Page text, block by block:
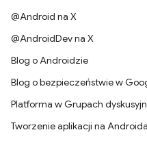
@Android na X
@AndroidDev na X
Blog o Androidzie
Blog o bezpieczeństwie w
Platforma w Grupach
Tworzenie aplikacji na